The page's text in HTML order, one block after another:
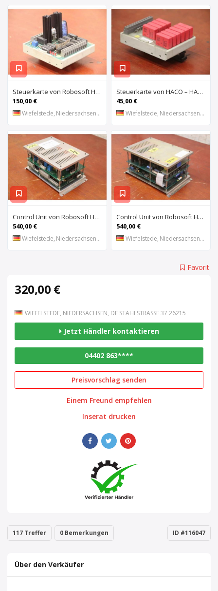
Steuerkarte von Robosoft HACO – HACC 013 PPES 30135
150,00 €
Wiefelstede, Niedersachsen, DE
Steuerkarte von HACO – HACE 032 PPES 30135
45,00 €
Wiefelstede, Niedersachsen, DE
Control Unit von Robosoft HACO – 411-1153 PPES 30135
540,00 €
Wiefelstede, Niedersachsen, DE
Control Unit von Robosoft HACO – 411-1084 / 412-0112 / 412-0094 PPES 30135
540,00 €
Wiefelstede, Niedersachsen, DE
Favorit
320,00 €
WIEFELSTEDE, NIEDERSACHSEN, DE STAHLSTRASSE 37 26215
Jetzt Händler kontaktieren
04402 863****
Preisvorschlag senden
Einem Freund empfehlen
Inserat drucken
117 Treffer 0 Bemerkungen ID #116047
Über den Verkäufer